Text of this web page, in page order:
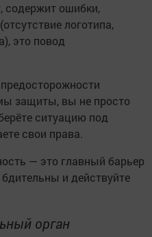
содержит ошибки,
логотипа,
это повод
защиты, вы не просто
ситуацию под
свои права.
— это главный барьер
и действуйте
орган